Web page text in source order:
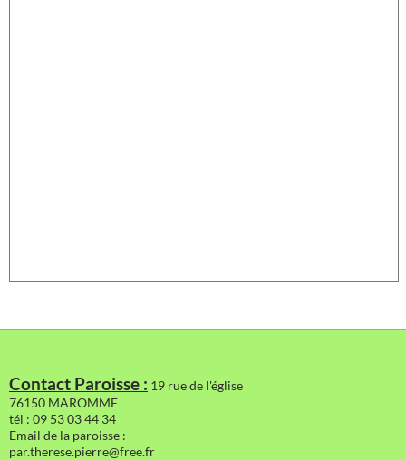
Contact Paroisse : 19 rue de l'église
76150 MAROMME
tél : 09 53 03 44 34
Email de la paroisse :
par.therese.pierre@free.fr